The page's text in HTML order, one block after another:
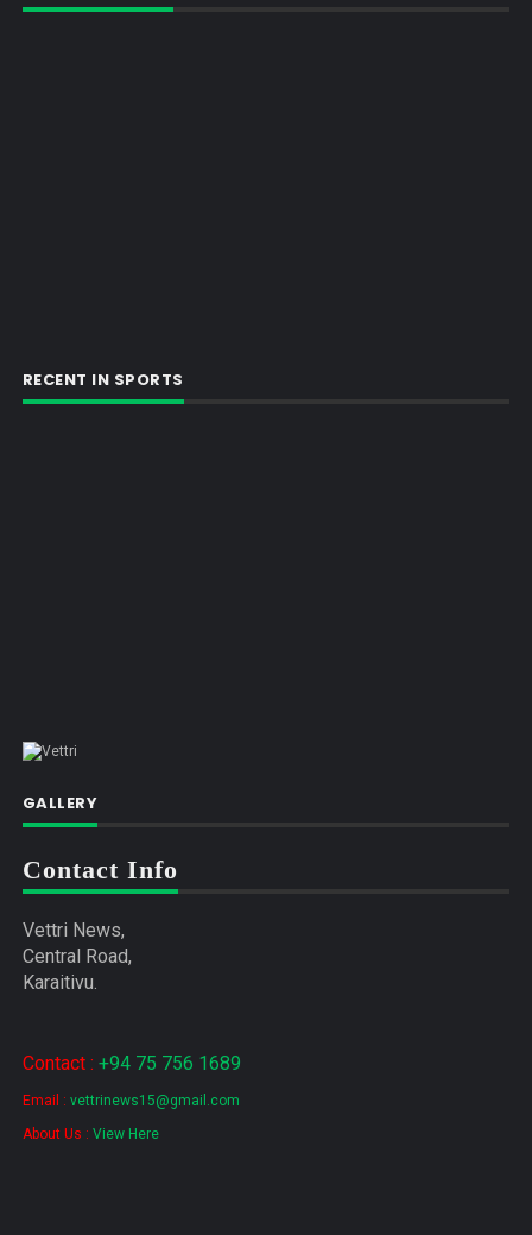
RECENT IN SPORTS
GALLERY
Contact Info
Vettri News,
Central Road,
Karaitivu.
Contact : +94 75 756 1689
Email : vettrinews15@gmail.com
About Us : View Here